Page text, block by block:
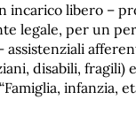
incarico libero –
legale, per un
assistenziali
disabili, fragili)
infanzia,